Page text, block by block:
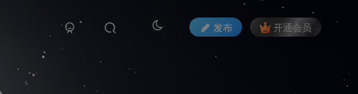
发布 开通会员